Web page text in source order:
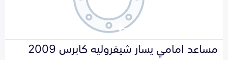
مساعد امامي يسار شيفروليه كابرس 2009